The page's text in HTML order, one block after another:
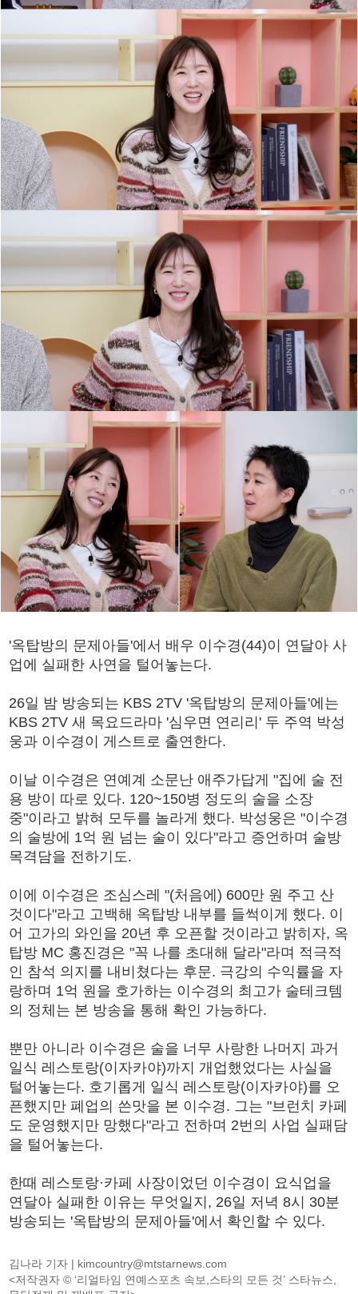
'옥탑방의 문제아들'에서 배우 이수경(44)이 연달아 사
업에 실패한 사연을 털어놓는다.
26일 밤 방송되는 KBS 2TV '옥탑방의 문제아들'에는
KBS 2TV 새 목요드라마 '심우면 연리리' 두 주역 박성
웅과 이수경이 게스트로 출연한다.
이날 이수경은 연예계 소문난 애주가답게 "집에 술 전
용 방이 따로 있다. 120~150병 정도의 술을 소장
중"이라고 밝혀 모두를 놀라게 했다. 박성웅은 "이수경
의 술방에 1억 원 넘는 술이 있다"라고 증언하며 술방
목격담을 전하기도.
이에 이수경은 조심스레 "(처음에) 600만 원 주고 산
것이다"라고 고백해 옥탑방 내부를 들썩이게 했다. 이
어 고가의 와인을 20년 후 오픈할 것이라고 밝히자, 옥
탑방 MC 홍진경은 "꼭 나를 초대해 달라"라며 적극적
인 참석 의지를 내비쳤다는 후문. 극강의 수익률을 자
랑하며 1억 원을 호가하는 이수경의 최고가 술테크템
의 정체는 본 방송을 통해 확인 가능하다.
뿐만 아니라 이수경은 술을 너무 사랑한 나머지 과거
일식 레스토랑(이자카야)까지 개업했었다는 사실을
털어놓는다. 호기롭게 일식 레스토랑(이자카야)를 오
픈했지만 폐업의 쓴맛을 본 이수경. 그는 "브런치 카페
도 운영했지만 망했다"라고 전하며 2번의 사업 실패담
을 털어놓는다.
한때 레스토랑·카페 사장이었던 이수경이 요식업을
연달아 실패한 이유는 무엇일지, 26일 저녁 8시 30분
방송되는 '옥탑방의 문제아들'에서 확인할 수 있다.
김나라 기자 | kimcountry@mtstarnews.com
<저작권자 © ‘리얼타임 연예스포츠 속보,스타의 모든 것’ 스타뉴스,